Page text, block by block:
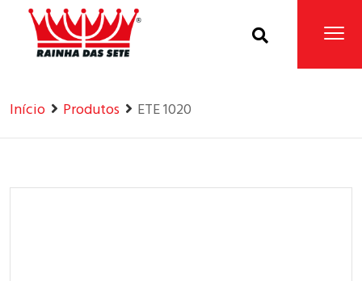
Home Produtos
Início Produtos ETE 1020